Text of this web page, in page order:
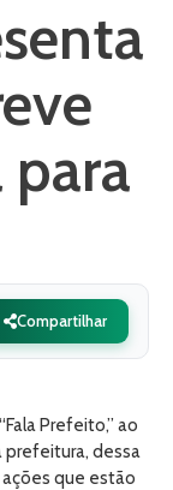
para
Compartilhar
Prefeito,” ao
prefeitura, dessa
que estão